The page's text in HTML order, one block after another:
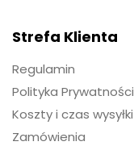
Strefa Klienta
Regulamin
Polityka Prywatności
Koszty i czas wysyłki
Zamówienia